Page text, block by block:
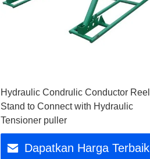
Hydraulic Condrulic Conductor Reel
Stand to Connect with Hydraulic
Tensioner puller
Dapatkan Harga Terbaik